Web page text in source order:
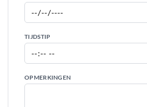
TIJDSTIP
OPMERKINGEN